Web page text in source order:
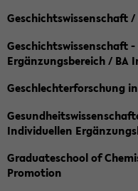
Geschichtswissenschaft /
Geschichtswissenschaft
Ergänzungsbereich / BA
Geschlechterforschung
Individuellen
Graduateschool of
Promotion